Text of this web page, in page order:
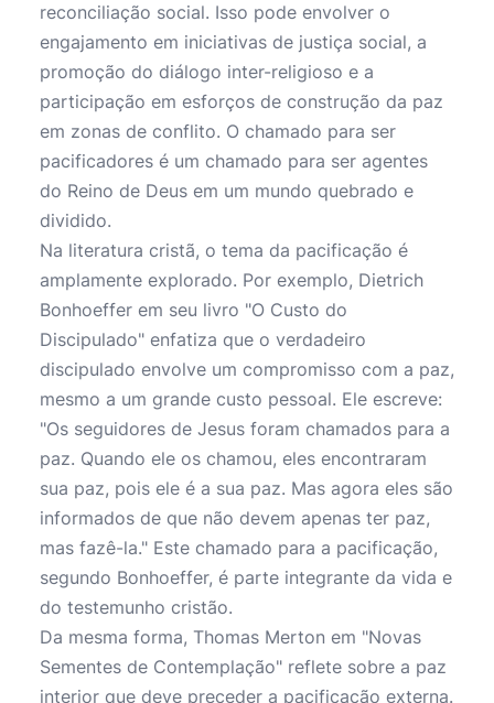
reconciliação social. Isso pode envolver o
engajamento em iniciativas de justiça social, a
promoção do diálogo inter-religioso e a
participação em esforços de construção da paz
em zonas de conflito. O chamado para ser
pacificadores é um chamado para ser agentes
do Reino de Deus em um mundo quebrado e
dividido.
Na literatura cristã, o tema da pacificação é
amplamente explorado. Por exemplo, Dietrich
Bonhoeffer em seu livro "O Custo do
Discipulado" enfatiza que o verdadeiro
discipulado envolve um compromisso com a paz,
mesmo a um grande custo pessoal. Ele escreve:
"Os seguidores de Jesus foram chamados para a
paz. Quando ele os chamou, eles encontraram
sua paz, pois ele é a sua paz. Mas agora eles são
informados de que não devem apenas ter paz,
mas fazê-la." Este chamado para a pacificação,
segundo Bonhoeffer, é parte integrante da vida e
do testemunho cristão.
Da mesma forma, Thomas Merton em "Novas
Sementes de Contemplação" reflete sobre a paz
interior que deve preceder a pacificação externa.